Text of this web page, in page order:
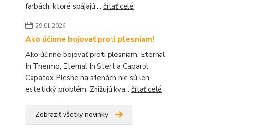
farbách, ktoré spájajú ... čítať celé
29.01.2026
Ako účinne bojovať proti plesniam!
Ako účinne bojovať proti plesniam: Eternal
In Thermo, Eternal In Steril a Caparol
Capatox Plesne na stenách nie sú len
estetický problém. Znižujú kva... čítať celé
Zobraziť všetky novinky